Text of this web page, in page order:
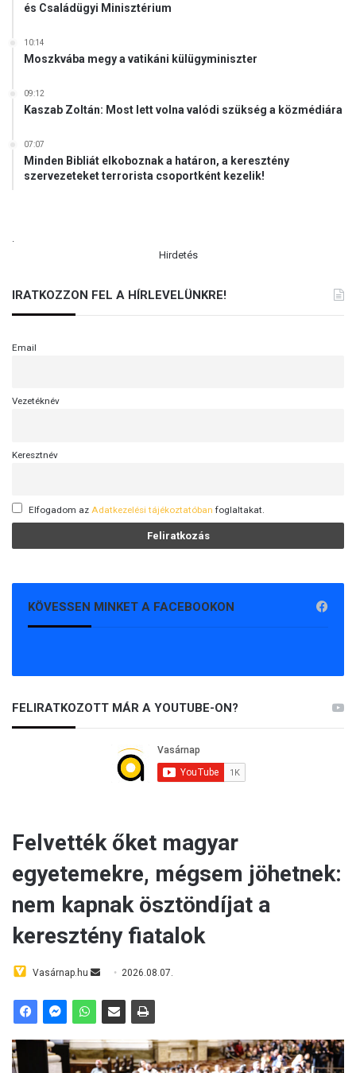
és Családügyi Minisztérium
10:14
Moszkvába megy a vatikáni külügyminiszter
09:12
Kaszab Zoltán: Most lett volna valódi szükség a közmédiára
07:07
Minden Bibliát elkoboznak a határon, a keresztény
szervezeteket terrorista csoportként kezelik!
Hirdetés
IRATKOZZON FEL A HÍRLEVELÜNKRE!
Email
Vezetéknév
Keresztnév
Elfogadom az Adatkezelési tájékoztatóban foglaltakat.
KÖVESSEN MINKET A FACEBOOKON
FELIRATKOZOTT MÁR A YOUTUBE-ON?